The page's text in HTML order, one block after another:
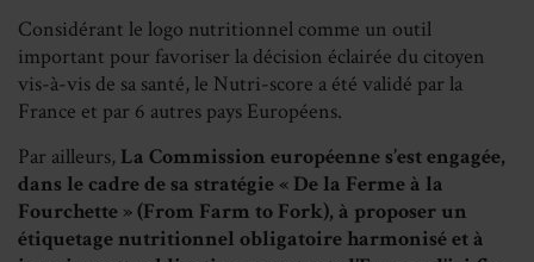
Considérant le logo nutritionnel comme un outil
important pour favoriser la décision éclairée du citoyen
vis-à-vis de sa santé, le Nutri-score a été validé par la
France et par 6 autres pays Européens.
Par ailleurs, La Commission européenne s’est engagée,
dans le cadre de sa stratégie « De la Ferme à la
Fourchette » (From Farm to Fork), à proposer un
étiquetage nutritionnel obligatoire harmonisé et à